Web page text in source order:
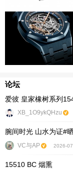
论坛
爱彼 皇家橡树系列
XB_1O9ykQHzu
腕间时光 山水为证#
VC与AP 2026-
15510 BC 烟熏